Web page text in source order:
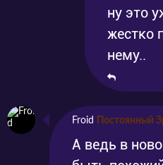
ну это
жестко
нему..
Froid Постоянный
А ведь в